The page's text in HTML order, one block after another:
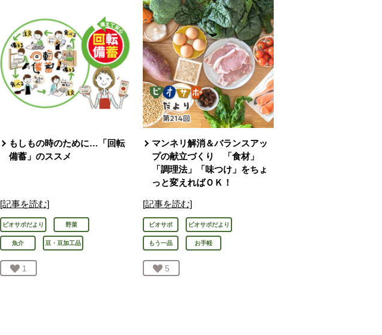
もしもの時のために…「回転
備蓄」のススメ
[記事を読む]
ビオサポだより 野菜
魚介 豆・豆加工品
お気に入り登録：
1
マンネリ解消＆バランスアッ
プの献立づくり 「食材」
「調理法」「味つけ」をちょ
っと変えればＯＫ！
[記事を読む]
ビオサポ ビオサポだより
もう一品 お手軽
お気に入り登録：
5